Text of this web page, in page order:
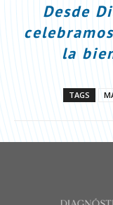
Desde
la
TAGS